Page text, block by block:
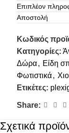
Επιπλέον
Αποστολή
Κωδικός
Κατηγορίες:
Δώρα, Είδη
Φωτιστικά,
Ετικέτες:
Share:
Σχετικά